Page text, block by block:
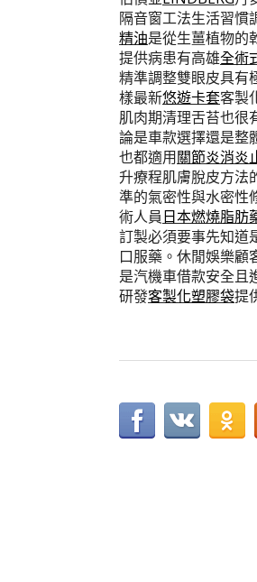
隔音窗工法生活習慣
精油是從生薑植物的
提供病患有高雄全術
精準調整雙眼皮具有
樣最新悠遊卡套客製
肌肉期清理舌苔也很
論是車款選擇還是整
也都適用關節炎消炎
升療程肌膚脫皮方法
準的氣密性與水密性
術人員日本燃燒脂肪
訂製必須要事先知道
口服藥。休閒娛樂顧
是汽機車借款安全且
研發客製化塑膠袋提